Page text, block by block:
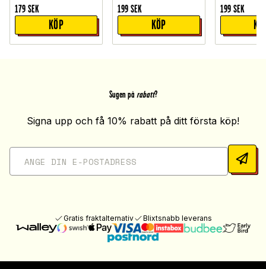
179 SEK
KÖP
199 SEK
KÖP
199 SEK
Sugen på rabatt?
Signa upp och få 10% rabatt på ditt första köp!
Gratis fraktalternativ Blixtsnabb leverans